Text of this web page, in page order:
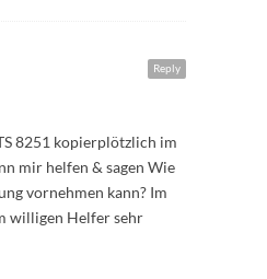
Reply
8251 kopierplötzlich im
mir helfen & sagen Wie
vornehmen kann? Im
willigen Helfer sehr